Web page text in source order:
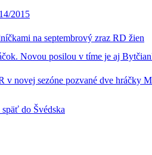
2015
na septembrový zraz RD žien
Novou posilou v tíme je aj
v novej sezóne pozvané dve hráčky
do Švédska